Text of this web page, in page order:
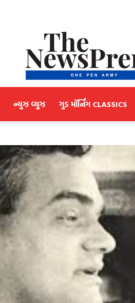
Gujarati
ન્યુઝ વ્યુઝ ગુડ મૉર્નિંગ CLASSICS